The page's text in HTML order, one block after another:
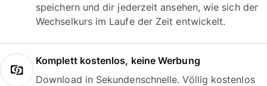
speichern und dir jederzeit ansehen, wie sich der
Wechselkurs im Laufe der Zeit entwickelt.
Komplett kostenlos, keine Werbung
Download in Sekundenschnelle. Völlig kostenlos